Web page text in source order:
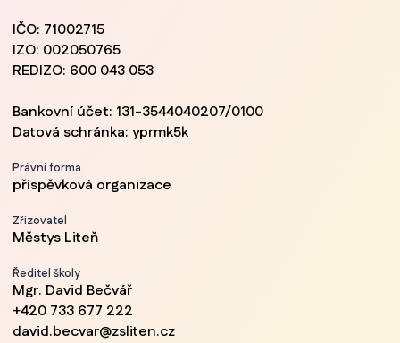
IČO: 71002715
IZO: 002050765
REDIZO: 600 043 053
Bankovní účet: 131-3544040207/0100
Datová schránka: yprmk5k
Právní forma
příspěvková organizace
Zřizovatel
Městys Liteň
Ředitel školy
Mgr. David Bečvář
+420 733 677 222
david.becvar@zsliten.cz